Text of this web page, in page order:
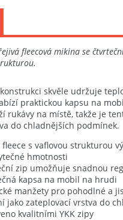
fleecová mikina se
skvěle udržuje
praktickou kapsu na
rukávy na místě, takže je
do chladnějších podmínek.
fleece s vaflovou strukturou
hmotnosti
zip umožňuje snadnou
kapsa na mobil na hrudi
manžety pro pohodlné a
jako zateplovací vrstva do
kvalitními YKK zipy